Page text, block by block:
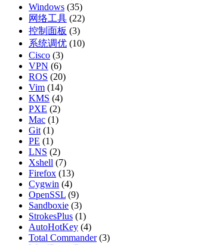
Windows (35)
网络工具 (22)
控制面板 (3)
系统调优 (10)
Cisco (3)
VPN (6)
ROS (20)
Vim (14)
KMS (4)
PXE (2)
Mac (1)
Git (1)
PE (1)
LNS (2)
Xshell (7)
Firefox (13)
Cygwin (4)
OpenSSL (9)
Sandboxie (3)
StrokesPlus (1)
AutoHotKey (4)
Total Commander(3)